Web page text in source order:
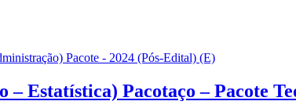
Estatística) Pacotaço – Pacote